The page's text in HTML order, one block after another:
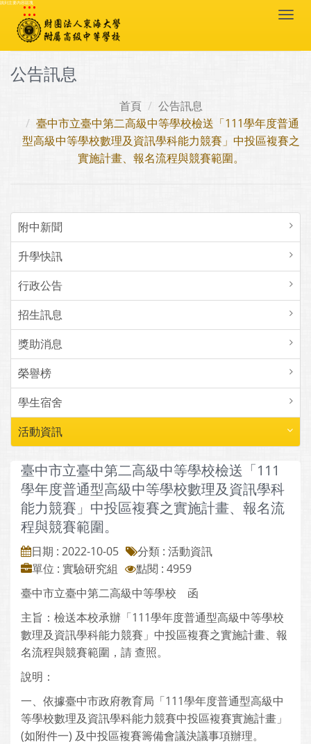
跳到主要內容區塊
:::
公告訊息
首頁
公告訊息
臺中市立臺中第二高級中等學校檢送「111學年度普通
型高級中等學校數理及資訊學科能力競賽」中投區複賽之
實施計畫、報名流程與競賽範圍。
附中新聞
升學快訊
行政公告
招生訊息
獎助消息
榮譽榜
學生宿舍
活動資訊
臺中市立臺中第二高級中等學校檢送「111
學年度普通型高級中等學校數理及資訊學科
能力競賽」中投區複賽之實施計畫、報名流
程與競賽範圍。
日期 : 2022-10-05
分類 : 活動資訊
單位 : 實驗研究組
點閱 : 4959
臺中市立臺中第二高級中等學校 函
主旨：檢送本校承辦「111學年度普通型高級中等學校
數理及資訊學科能力競賽」中投區複賽之實施計畫、報
名流程與競賽範圍，請 查照。
說明：
一、依據臺中市政府教育局「111學年度普通型高級中
等學校數理及資訊學科能力競賽中投區複賽實施計畫」
(如附件一) 及中投區複賽籌備會議決議事項辦理。